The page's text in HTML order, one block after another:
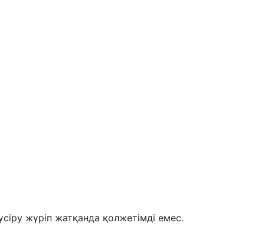
жүріп жатқанда қолжетімді емес.